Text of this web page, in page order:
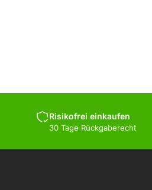
Risikofrei einkaufen
30 Tage Rückgaberecht